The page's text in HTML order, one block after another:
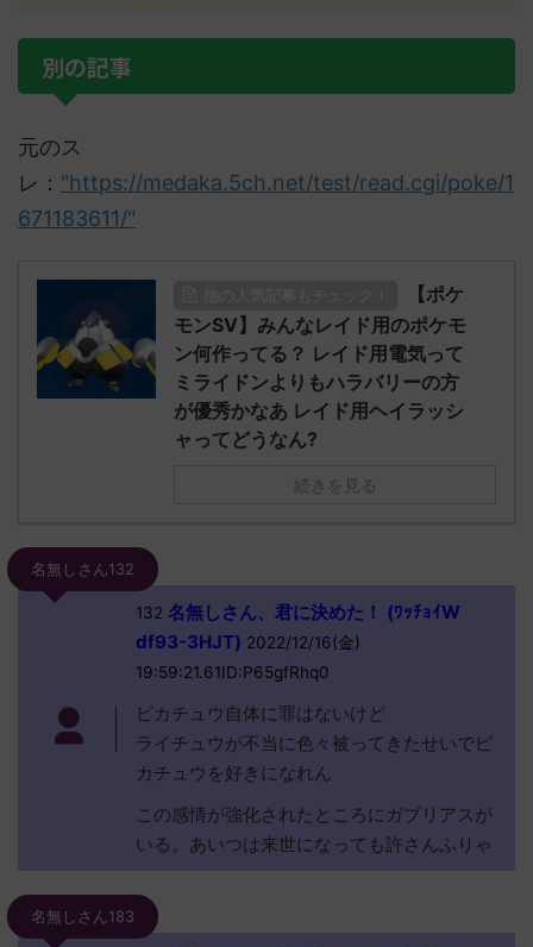
別の記事
元のス
レ： "https://medaka.5ch.net/test/read.cgi/poke/1
671183611/"
【ポケ
モンSV】みんなレイド用のポケモ
ン何作ってる？ レイド用電気って
ミライドンよりもハラバリーの方
が優秀かなあ レイド用ヘイラッシ
ャってどうなん?
続きを見る
名無しさん132
132 名無しさん、君に決めた！ (ﾜｯﾁｮｲW
df93-3HJT) 2022/12/16(金)
19:59:21.61ID:P65gfRhq0
ピカチュウ自体に罪はないけど
ライチュウが不当に色々被ってきたせいでピ
カチュウを好きになれん
この感情が強化されたところにガブリアスが
いる。あいつは来世になっても許さんふりゃ
名無しさん183